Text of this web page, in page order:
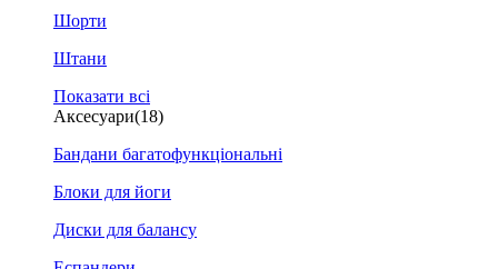
Шорти
Штани
Показати всі
Аксесуари(18)
Бандани багатофункціональні
Блоки для йоги
Диски для балансу